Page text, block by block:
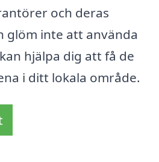
och deras
glöm inte att använda
hjälpa dig att få de
i ditt lokala område.